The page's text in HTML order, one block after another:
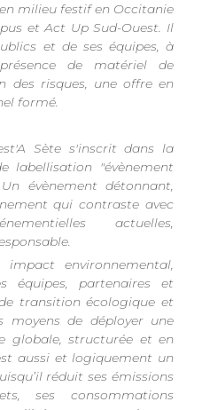
milieu festif en Occitanie
et Act Up Sud-Ouest. Il
et de ses équipes, à
de matériel de
des risques, une offre en
formé.
Sète s'inscrit dans la
labellisation "évènement
évènement détonnant,
qui contraste avec
actuelles,
environnemental,
équipes, partenaires et
transition écologique et
moyens de déployer une
globale, structurée et en
aussi et logiquement un
réduit ses émissions
ses consommations